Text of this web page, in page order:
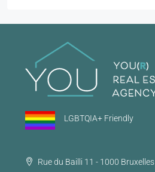
LGBTQIA+ Friendly
Rue du Bailli 11 - 1000 Bruxelles